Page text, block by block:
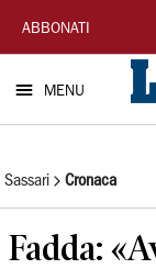
La
Nuova
Sardegna
ABBONATI
MENU
Sassari Cronaca
Fadda: